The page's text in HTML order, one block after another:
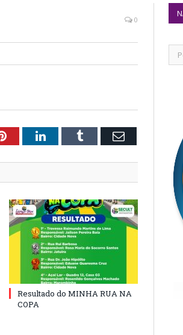
0
PinterestLinkedInTumblr Email
Resultado do MINHA RUA NA
COPA